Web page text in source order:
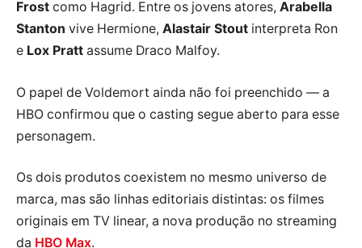
Frost como Hagrid. Entre os jovens atores, Arabella
Stanton vive Hermione, Alastair Stout interpreta Ron
e Lox Pratt assume Draco Malfoy.
O papel de Voldemort ainda não foi preenchido — a
HBO confirmou que o casting segue aberto para esse
personagem.
Os dois produtos coexistem no mesmo universo de
marca, mas são linhas editoriais distintas: os filmes
originais em TV linear, a nova produção no streaming
da HBO Max.